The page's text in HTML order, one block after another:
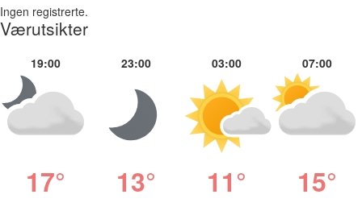
Ingen registrerte.
Værutsikter
19:00
17°
23:00
13°
03:00
11°
07:00
15°